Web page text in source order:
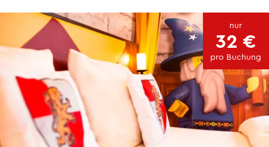
nur
32 €
pro Buchung